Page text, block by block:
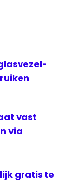
vast
via
gratis te